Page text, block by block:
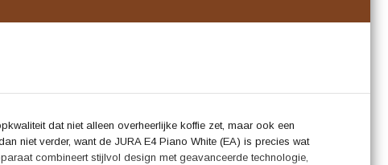
dat niet alleen overheerlijke koffie zet, maar ook een
niet verder, want de JURA E4 Piano White (EA) is precies wat
combineert stijlvol design met geavanceerde technologie,